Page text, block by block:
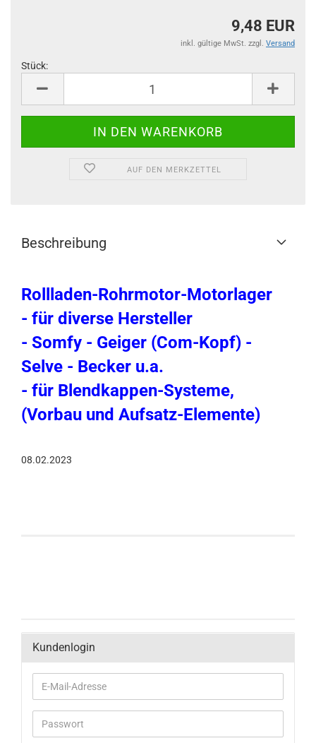
9,48 EUR
inkl. gültige MwSt. zzgl. Versand
Stück:
AUF DEN MERKZETTEL
Beschreibung
Rollladen-Rohrmotor-Motorlager
- für diverse Hersteller
- Somfy - Geiger (Com-Kopf) -
Selve - Becker u.a.
- für Blendkappen-Systeme,
(Vorbau und Aufsatz-Elemente)
08.02.2023
Kundenlogin